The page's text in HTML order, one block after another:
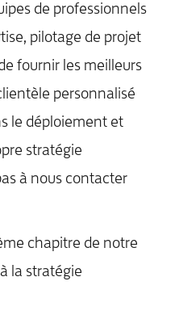
de professionnels
pilotage de projet
fournir les meilleurs
personnalisé
le déploiement et
stratégie
à nous contacter
chapitre de notre
la stratégie